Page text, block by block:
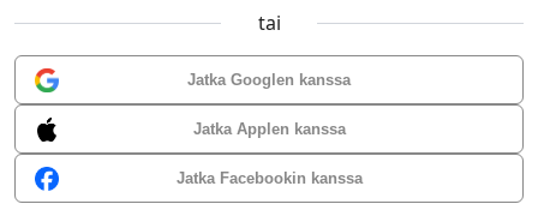
tai
Jatka Googlen kanssa
Jatka Applen kanssa
Jatka Facebookin kanssa